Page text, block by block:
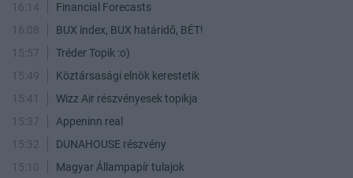
16:14
Financial Forecasts
16:08
BUX index, BUX határidő, BÉT!
15:57
Tréder Topik :o)
15:49
Köztársasági elnök kerestetik
15:41
Wizz Air részvényesek topikja
15:37
Appeninn real
15:32
DUNAHOUSE részvény
15:10
Magyar Állampapír tulajok